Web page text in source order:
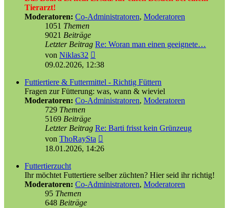
Tierarzt!
Moderatoren: Co-Administratoren, Moderatoren
1051 Themen
9021 Beiträge
Letzter Beitrag Re: Woran man einen geeignete…
von Niklas32
Beitrag
09.02.2026, 12:38
Futtiertiere & Futtermittel - Richtig Füttern
Fragen zur Fütterung: was, wann & wieviel
Moderatoren: Co-Administratoren, Moderatoren
729 Themen
5169 Beiträge
Letzter Beitrag Re: Barti frisst kein Grünzeug
von ThoRaySta
Beitrag
18.01.2026, 14:26
Futtertierzucht
Ihr möchtet Futtertiere selber züchten? Hier seid ihr richtig!
Moderatoren: Co-Administratoren, Moderatoren
95 Themen
648 Beiträge